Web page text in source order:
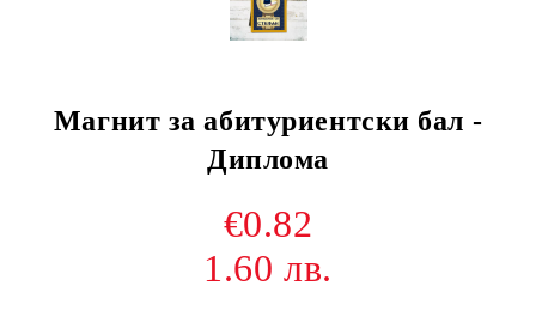
Магнит за абитуриентски бал -
Диплома
€0.82
1.60 лв.